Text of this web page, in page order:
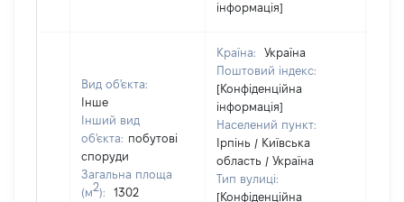
інформація]
Вид об'єкта:
Інше
Інший вид
об'єкта: побутові
споруди
Загальна площа
(м2):
1302
Країна:
Україна
Поштовий індекс:
[Конфіденційна
інформація]
Населений пункт:
Ірпінь / Київська
область / Україна
Тип вулиці:
[Конфіденційна